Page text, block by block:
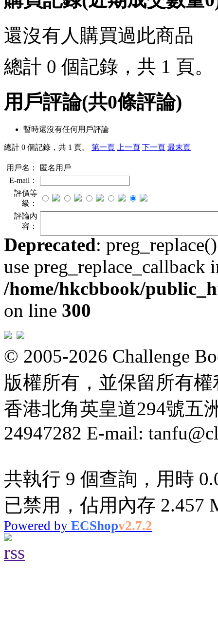
還沒有人購買過此商品
總計 0 個記錄，共 1 頁。
用戶評論(共0條評論)
暫時還沒有任何用戶評論
總計 0 個記錄，共 1 頁。 第一頁 上一頁 下一頁 最末頁
用戶名：
匿名用戶
E-mail：
評價等
級：
評論內
容：
Deprecated:
use preg_replace_callback
/home/hkcbbook/
on line 300
© 2005-2026 Challenge
版權所有，並保留所有權
香港北角英皇道294號五
24947282 E-mail:
共執行 9 個查詢，用時
已禁用，佔用內存 2.457
Powered by ECShopv2.7.2